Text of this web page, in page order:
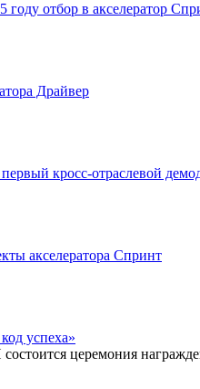
отбор в акселератор
Драйвер
кросс-отраслевой
акселератора Спринт
успеха»
церемония